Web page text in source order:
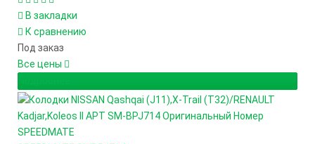
В закладки
К сравнению
Под заказ
Все цены